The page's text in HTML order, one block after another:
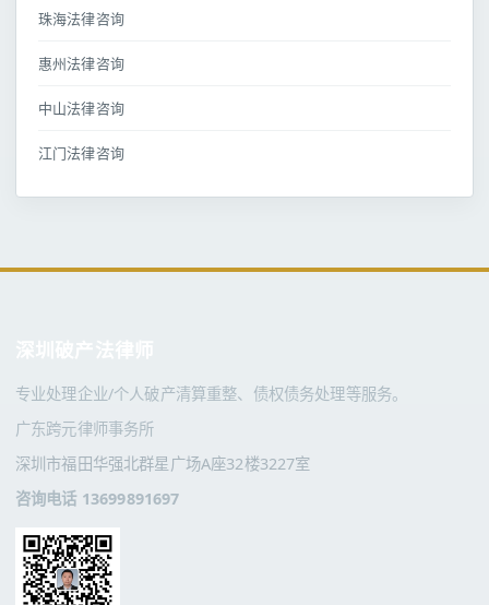
珠海法律咨询
惠州法律咨询
中山法律咨询
江门法律咨询
专业处理企业/个人破产清算重整、债权债务处理等服务。
广东跨元律师事务所
深圳市福田华强北群星广场A座32楼3227室
咨询电话 13699891697